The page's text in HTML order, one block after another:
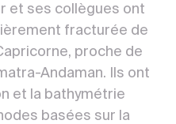
et ses collègues ont
fracturée de
proche de
Andaman. Ils ont
et la bathymétrie
basées sur la